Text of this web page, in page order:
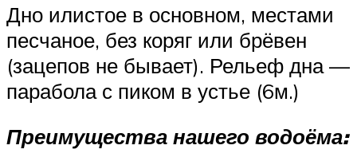
Дно илистое в основном, местами
песчаное, без коряг или брёвен
(зацепов не бывает). Рельеф дна —
парабола с пиком в устье (6м.)
Преимущества нашего водоёма: